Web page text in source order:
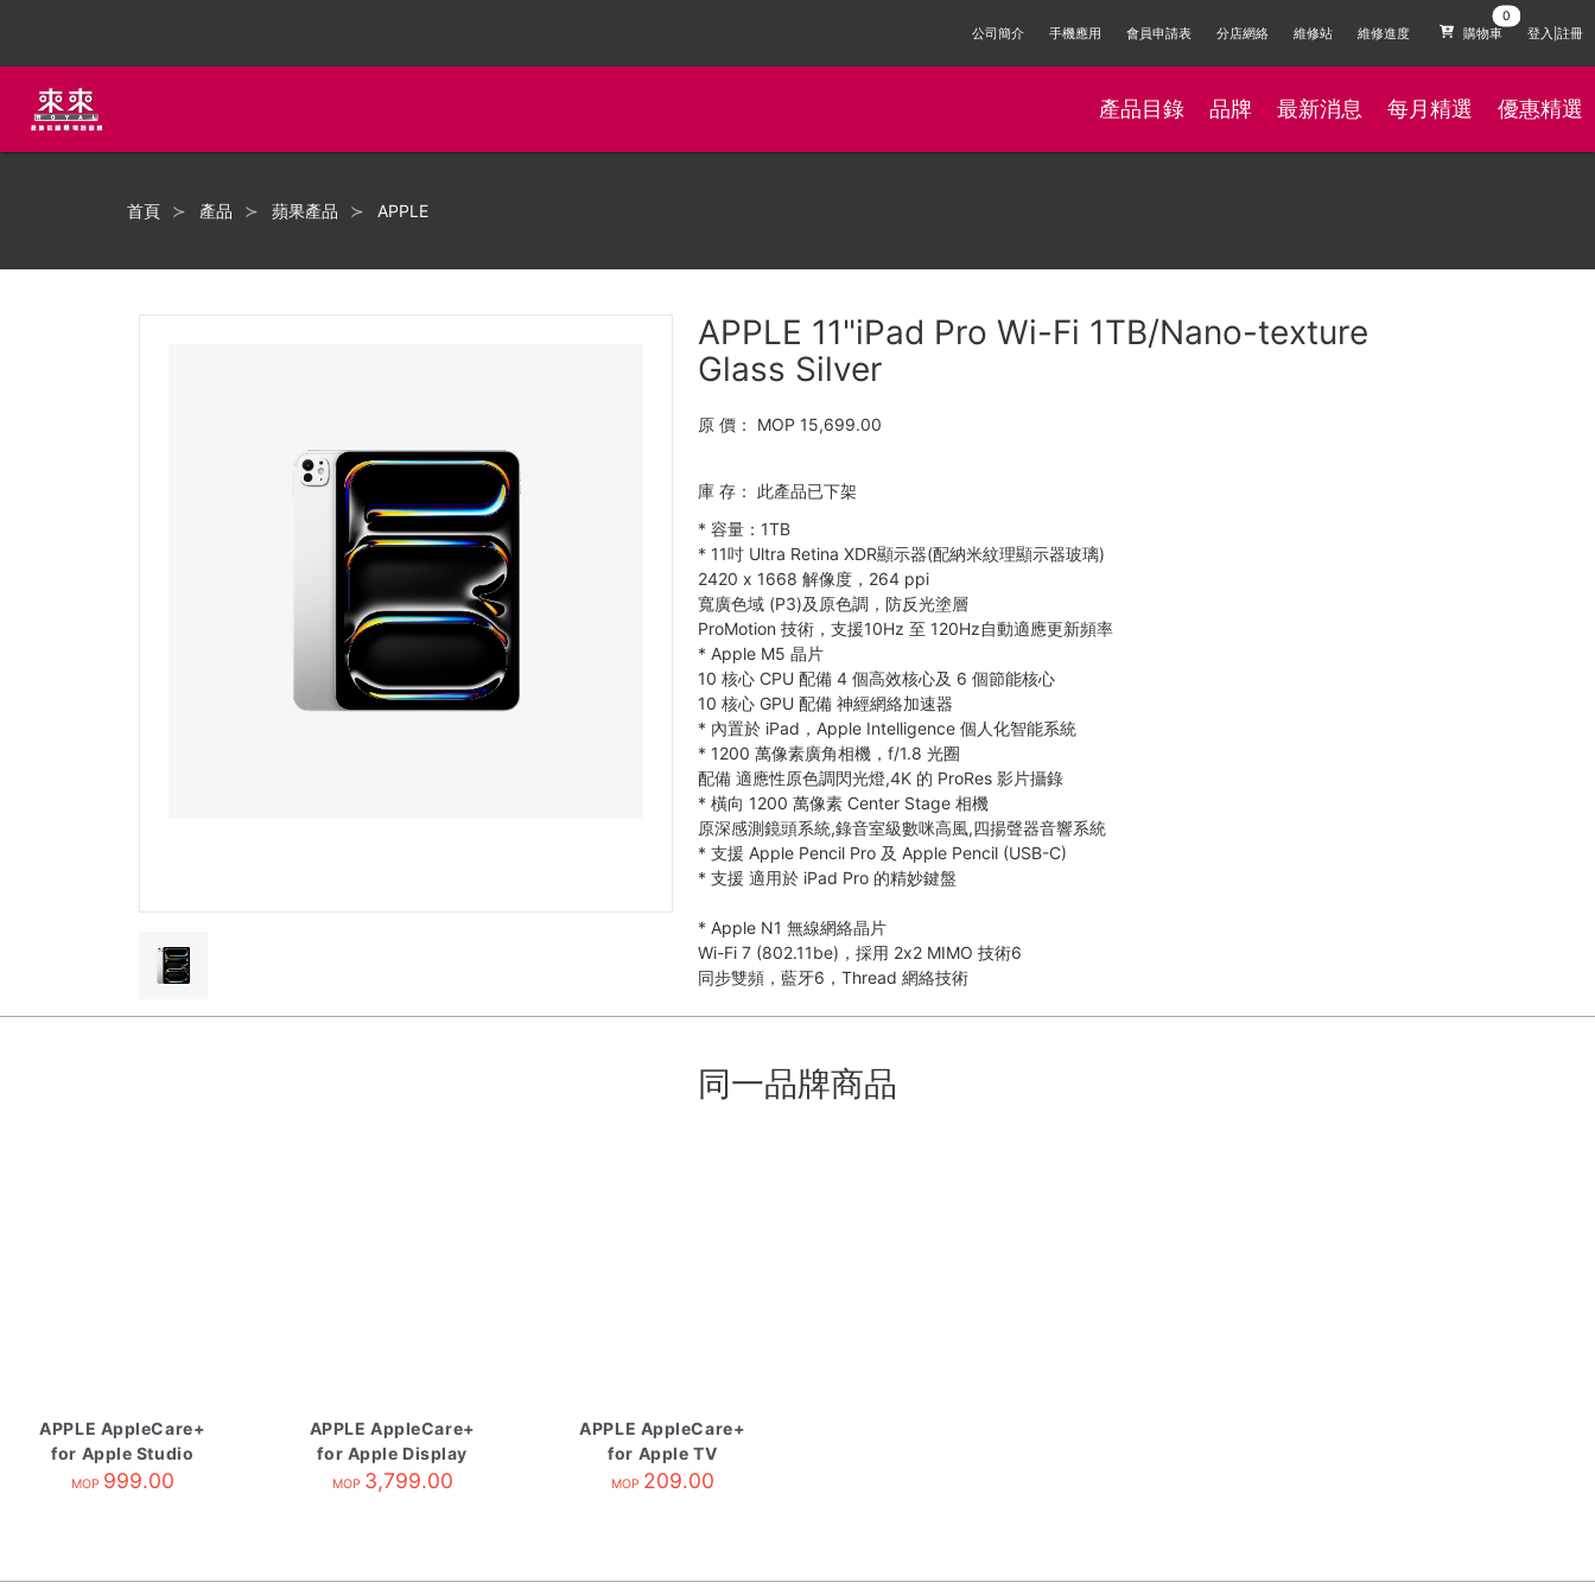
公司簡介 手機應用 會員申請表 分店網絡 維修站 維修進度 購物車 登入|註冊
產品目錄 品牌 最新消息 每月精選 優惠精選
首頁 產品 蘋果產品 APPLE
APPLE 11"iPad Pro Wi-Fi 1TB/Nano-texture
Glass Silver
原 價： MOP 15,699.00
庫 存：
此產品已下架
* 容量：1TB
* 11吋 Ultra Retina XDR顯示器(配納米紋理顯示器玻璃)
2420 x 1668 解像度，264 ppi
寬廣色域 (P3)及原色調，防反光塗層
ProMotion 技術，支援10Hz 至 120Hz自動適應更新頻率
* Apple M5 晶片
10 核心 CPU 配備 4 個高效核心及 6 個節能核心
10 核心 GPU 配備 神經網絡加速器
* 內置於 iPad，Apple Intelligence 個人化智能系統
* 1200 萬像素廣角相機，f/1.8 光圈
配備 適應性原色調閃光燈,4K 的 ProRes 影片攝錄
* 橫向 1200 萬像素 Center Stage 相機
原深感測鏡頭系統,錄音室級數咪高風,四揚聲器音響系統
* 支援 Apple Pencil Pro 及 Apple Pencil (USB-C)
* 支援 適用於 iPad Pro 的精妙鍵盤
* Apple N1 無線網絡晶片
Wi-Fi 7 (802.11be)，採用 2x2 MIMO 技術6
同步雙頻，藍牙6，Thread 網絡技術
同一品牌商品
APPLE AppleCare+
for Apple Studio
Display
MOP 999.00
APPLE AppleCare+
for Apple Display
MOP 3,799.00
APPLE AppleCare+
for Apple TV
MOP 209.00